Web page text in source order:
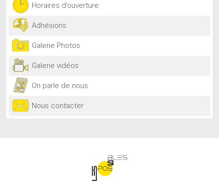
Horaires d’ouverture
Adhésions
Galerie Photos
Galerie vidéos
On parle de nous
Nous contacter